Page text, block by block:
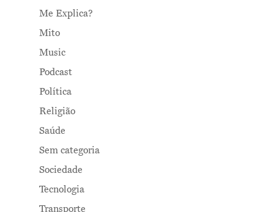
Me Explica?
Mito
Music
Podcast
Política
Religião
Saúde
Sem categoria
Sociedade
Tecnologia
Transporte